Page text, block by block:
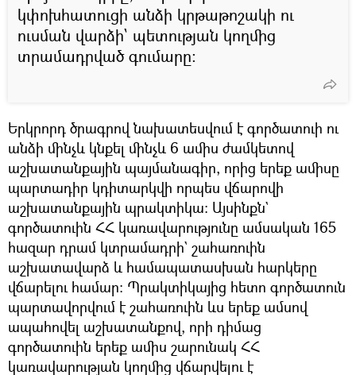
կփոխհատուցի անձի կրթաթոշակի ու
ուսման վարձի` պետության կողմից
տրամադրված գումարը։
Երկրորդ ծրագրով նախատեսվում է գործատուի ու
անձի մինչև կնքել մինչև 6 ամիս ժամկետով
աշխատանքային պայմանագիր, որից երեք ամիսը
պարտադիր կդիտարկվի որպես վճարովի
աշխատանքային պրակտիկա։ Այսինքն`
գործատուին ՀՀ կառավարությունը ամսական 165
հազար դրամ կտրամադրի` շահառուին
աշխատավարձ և համապատասխան հարկերը
վճարելու համար։ Պրակտիկայից հետո գործատուն
պարտավորվում է շահառուին ևս երեք ամսով
ապահովել աշխատանքով, որի դիմաց
գործատուին երեք ամիս շարունակ ՀՀ
կառավարության կողմից վճարվելու է